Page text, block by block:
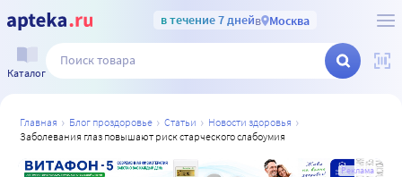
в течение 7 днейв Москва
Каталог
главная блог проздоровье статьи
новости здоровья
заболевания глаз повышают риск старческого слабоумия
Реклама